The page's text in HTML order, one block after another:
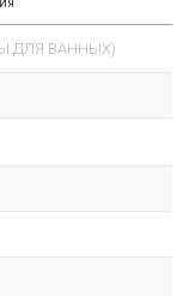
ДЛЯ ВАННЫХ)